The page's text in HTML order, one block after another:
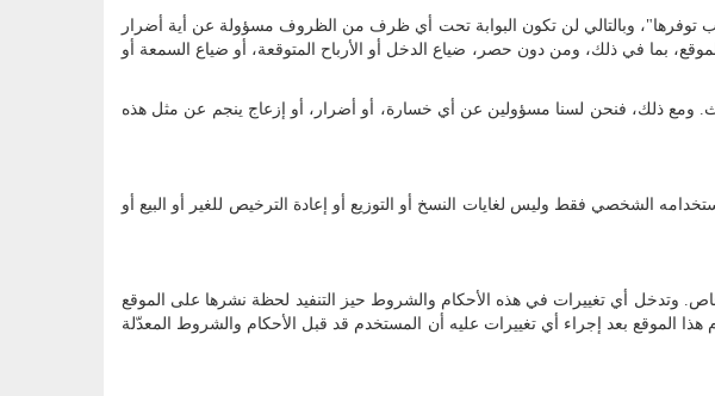
توفرها"، وبالتالي لن تكون البوابة تحت أي ظرف من الظروف مسؤولة عن أية أضرار
بما في ذلك، ومن دون حصر، ضياع الدخل أو الأرباح المتوقعة، أو ضياع السمعة أو
ومع ذلك، فنحن لسنا مسؤولين عن أي خسارة، أو أضرار، أو إزعاج ينجم عن مثل هذه
الشخصي فقط وليس لغايات النسخ أو التوزيع أو إعادة الترخيص للغير أو البيع أو
وتدخل أي تغييرات في هذه الأحكام والشروط حيز التنفيد لحظة نشرها على الموقع
بعد إجراء أي تغييرات عليه أن المستخدم قد قبل الأحكام والشروط المعدّلة